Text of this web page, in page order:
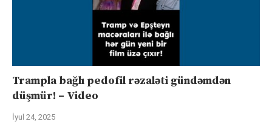
Trampla bağlı pedofil rəzaləti gündəmdən
düşmür! – Video
İyul 24, 2025